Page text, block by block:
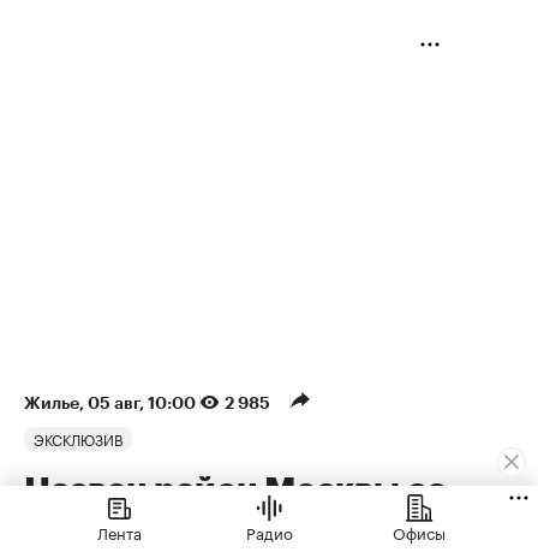
Жилье⁠, 05 авг, 10:00 2 985
ЭКСКЛЮЗИВ
Назван район Москвы со
снижением цен на
Лента Радио Офисы